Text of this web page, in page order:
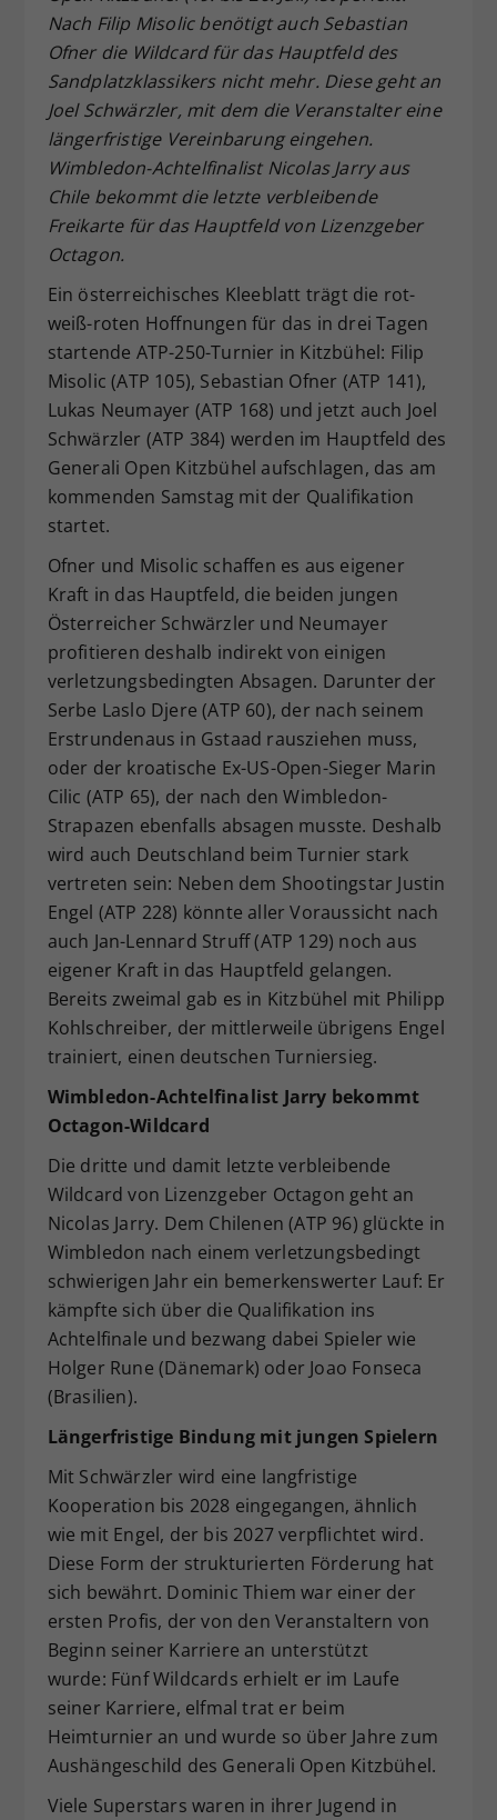
Nach Filip Misolic benötigt auch Sebastian
Ofner die Wildcard für das Hauptfeld des
Sandplatzklassikers nicht mehr. Diese geht an
Joel Schwärzler, mit dem die Veranstalter eine
längerfristige Vereinbarung eingehen.
Wimbledon-Achtelfinalist Nicolas Jarry aus
Chile bekommt die letzte verbleibende
Freikarte für das Hauptfeld von Lizenzgeber
Octagon.
Ein österreichisches Kleeblatt trägt die rot-
weiß-roten Hoffnungen für das in drei Tagen
startende ATP-250-Turnier in Kitzbühel: Filip
Misolic (ATP 105), Sebastian Ofner (ATP 141),
Lukas Neumayer (ATP 168) und jetzt auch Joel
Schwärzler (ATP 384) werden im Hauptfeld des
Generali Open Kitzbühel aufschlagen, das am
kommenden Samstag mit der Qualifikation
startet.
Ofner und Misolic schaffen es aus eigener
Kraft in das Hauptfeld, die beiden jungen
Österreicher Schwärzler und Neumayer
profitieren deshalb indirekt von einigen
verletzungsbedingten Absagen. Darunter der
Serbe Laslo Djere (ATP 60), der nach seinem
Erstrundenaus in Gstaad rausziehen muss,
oder der kroatische Ex-US-Open-Sieger Marin
Cilic (ATP 65), der nach den Wimbledon-
Strapazen ebenfalls absagen musste. Deshalb
wird auch Deutschland beim Turnier stark
vertreten sein: Neben dem Shootingstar Justin
Engel (ATP 228) könnte aller Voraussicht nach
auch Jan-Lennard Struff (ATP 129) noch aus
eigener Kraft in das Hauptfeld gelangen.
Bereits zweimal gab es in Kitzbühel mit Philipp
Kohlschreiber, der mittlerweile übrigens Engel
trainiert, einen deutschen Turniersieg.
Wimbledon-Achtelfinalist Jarry bekommt
Octagon-Wildcard
Die dritte und damit letzte verbleibende
Wildcard von Lizenzgeber Octagon geht an
Nicolas Jarry. Dem Chilenen (ATP 96) glückte in
Wimbledon nach einem verletzungsbedingt
schwierigen Jahr ein bemerkenswerter Lauf: Er
kämpfte sich über die Qualifikation ins
Achtelfinale und bezwang dabei Spieler wie
Holger Rune (Dänemark) oder Joao Fonseca
(Brasilien).
Längerfristige Bindung mit jungen Spielern
Mit Schwärzler wird eine langfristige
Kooperation bis 2028 eingegangen, ähnlich
wie mit Engel, der bis 2027 verpflichtet wird.
Diese Form der strukturierten Förderung hat
sich bewährt. Dominic Thiem war einer der
ersten Profis, der von den Veranstaltern von
Beginn seiner Karriere an unterstützt
wurde: Fünf Wildcards erhielt er im Laufe
seiner Karriere, elfmal trat er beim
Heimturnier an und wurde so über Jahre zum
Aushängeschild des Generali Open Kitzbühel.
Viele Superstars waren in ihrer Jugend in
Zweck
Dieser Wert speichert Ihre Consent-
Einstellungen. Unter anderem eine
zufällig generierte ID, für die
historische Speicherung Ihrer
vorgenommen Einstellungen, falls der
Webseiten-Betreiber dies eingestellt
hat.